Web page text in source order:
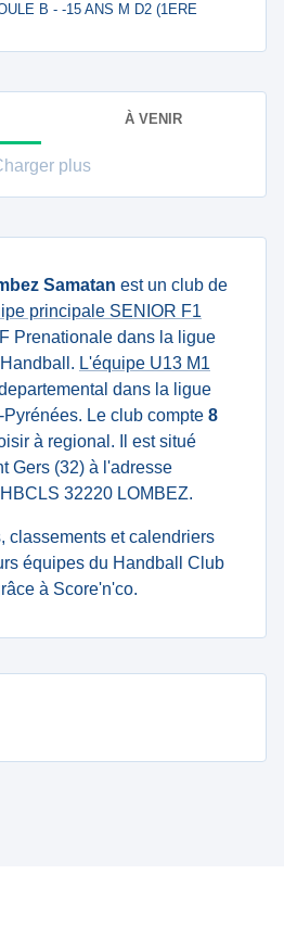
B - -15 ANS M D2 (1ERE
À VENIR
plus
Samatan est un club de
principale SENIOR F1
Prenationale dans la ligue
L'équipe U13 M1
dans la ligue
Le club compte 8
à regional. Il est situé
Gers (32) à l'adresse
32220 LOMBEZ.
classements et calendriers
équipes du Handball Club
à Score'n'co.